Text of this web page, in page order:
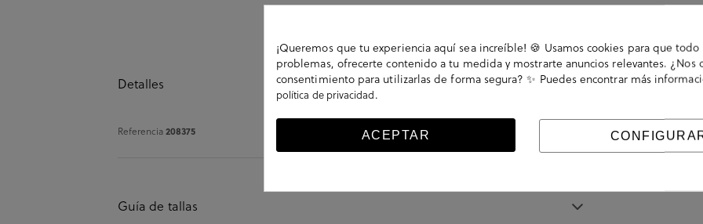
Detalles
Referencia208375
Guía de tallas
¡Queremos que tu experiencia aquí sea increíble! 🍪 Usamos cookies para que
problemas, ofrecerte contenido a tu medida y mostrarte anuncios relevantes. ¿Nos
consentimiento para utilizarlas de forma segura? ✨ Puedes encontrar más
política de privacidad.
ACEPTAR